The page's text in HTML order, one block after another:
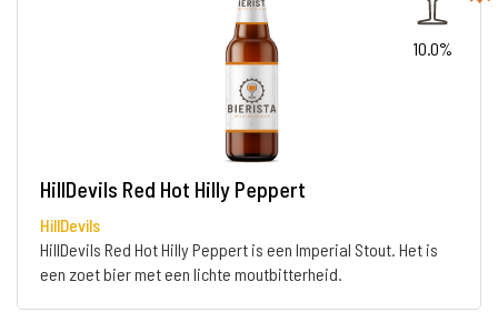
10.0%
HillDevils Red Hot Hilly Peppert
HillDevils
HillDevils Red Hot Hilly Peppert is een Imperial Stout. Het is
een zoet bier met een lichte moutbitterheid.